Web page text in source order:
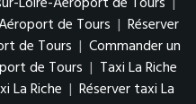
de Tours | Réserver
de Tours | Commander un
de Tours | Taxi La Riche
La Riche | Réserver taxi La